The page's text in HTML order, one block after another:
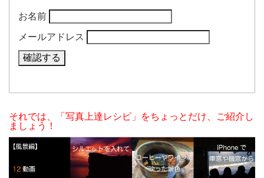
お名前
メールアドレス
それでは、「写真上達レシピ」をちょっとだけ、ご紹介し
ましょう！